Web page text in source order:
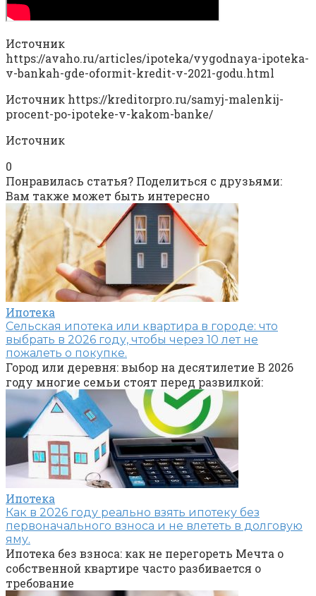
Источник
https://avaho.ru/articles/ipoteka/vygodnaya-ipoteka-
v-bankah-gde-oformit-kredit-v-2021-godu.html
Источник https://kreditorpro.ru/samyj-malenkij-
procent-po-ipoteke-v-kakom-banke/
Источник
0
Понравилась статья? Поделиться с друзьями:
Вам также может быть интересно
Ипотека
Сельская ипотека или квартира в городе: что
выбрать в 2026 году, чтобы через 10 лет не
пожалеть о покупке.
Город или деревня: выбор на десятилетие В 2026
году многие семьи стоят перед развилкой:
Ипотека
Как в 2026 году реально взять ипотеку без
первоначального взноса и не влететь в долговую
яму.
Ипотека без взноса: как не перегореть Мечта о
собственной квартире часто разбивается о
требование